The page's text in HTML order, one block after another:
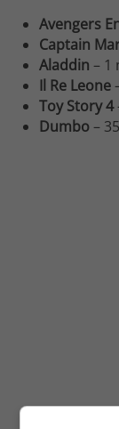
Avengers
Captain
Aladdin – 1
Il Re Leone
Toy Story 4
Dumbo–